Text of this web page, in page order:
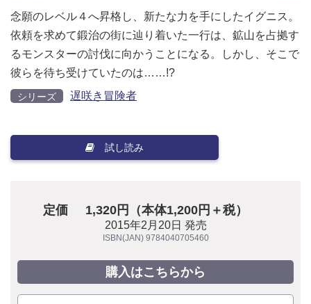
念願のレベル４へ昇格し、新たな力を手にしたイグニス。
依頼を求めて鍛治の街に辿り着いた一行は、鉱山を占拠す
るモンスターの討伐に向かうことになる。しかし、そこで
彼らを待ち受けていたのは……!?
シリーズ 遅咲き冒険者
試し読み
定価 1,320円（本体1,200円＋税）
2015年2月20日 発売
ISBN(JAN) 9784040705460
購入はこちらから